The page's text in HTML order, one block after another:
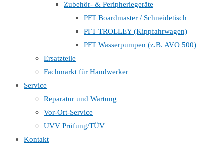
Zubehör- & Peripheriegeräte
PFT Boardmaster / Schneidetisch
PFT TROLLEY (Kippfahrwagen)
PFT Wasserpumpen (z.B. AVO 500)
Ersatzteile
Fachmarkt für Handwerker
Service
Reparatur und Wartung
Vor-Ort-Service
UVV Prüfung/TÜV
Kontakt